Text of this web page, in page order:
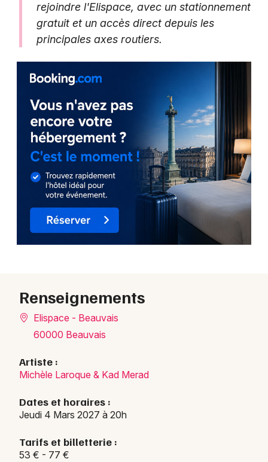
rejoindre l'Elispace, avec un stationnement
gratuit et un accès direct depuis les
principales axes routiers.
Renseignements
Elispace - Beauvais
60000 Beauvais
Artiste :
Michèle Laroque & Kad Merad
Dates et horaires :
Jeudi 4 Mars 2027 à 20h
Tarifs et billetterie :
53 € - 77 €